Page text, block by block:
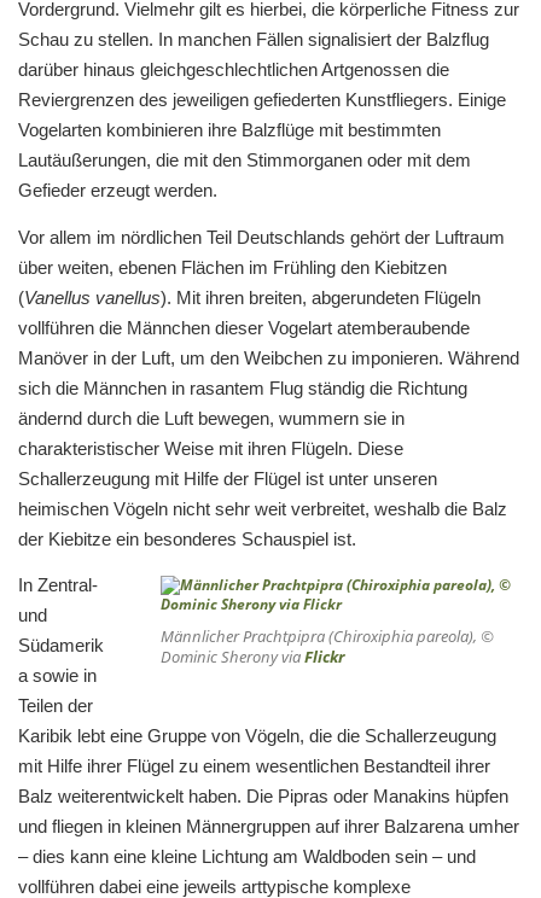
Vordergrund. Vielmehr gilt es hierbei, die körperliche Fitness zur
Schau zu stellen. In manchen Fällen signalisiert der Balzflug
darüber hinaus gleichgeschlechtlichen Artgenossen die
Reviergrenzen des jeweiligen gefiederten Kunstfliegers. Einige
Vogelarten kombinieren ihre Balzflüge mit bestimmten
Lautäußerungen, die mit den Stimmorganen oder mit dem
Gefieder erzeugt werden.
Vor allem im nördlichen Teil Deutschlands gehört der Luftraum
über weiten, ebenen Flächen im Frühling den Kiebitzen
(Vanellus vanellus). Mit ihren breiten, abgerundeten Flügeln
vollführen die Männchen dieser Vogelart atemberaubende
Manöver in der Luft, um den Weibchen zu imponieren. Während
sich die Männchen in rasantem Flug ständig die Richtung
ändernd durch die Luft bewegen, wummern sie in
charakteristischer Weise mit ihren Flügeln. Diese
Schallerzeugung mit Hilfe der Flügel ist unter unseren
heimischen Vögeln nicht sehr weit verbreitet, weshalb die Balz
der Kiebitze ein besonderes Schauspiel ist.
Männlicher Prachtpipra (Chiroxiphia pareola), ©
Dominic Sherony viaFlickr
In Zentral-
und
Südamerik
a sowie in
Teilen der
Karibik lebt eine Gruppe von Vögeln, die die Schallerzeugung
mit Hilfe ihrer Flügel zu einem wesentlichen Bestandteil ihrer
Balz weiterentwickelt haben. Die Pipras oder Manakins hüpfen
und fliegen in kleinen Männergruppen auf ihrer Balzarena umher
– dies kann eine kleine Lichtung am Waldboden sein – und
vollführen dabei eine jeweils arttypische komplexe